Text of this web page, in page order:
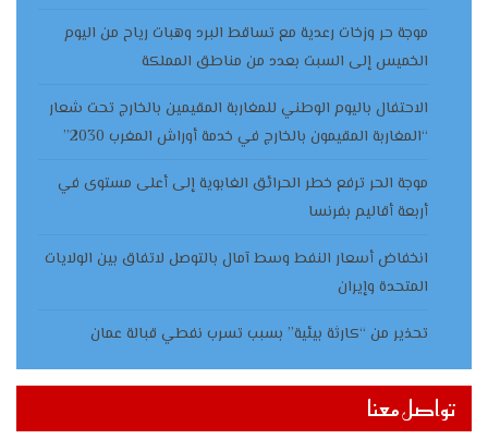
موجة حر وزخات رعدية مع تساقط البرد وهبات رياح من اليوم
الخميس إلى السبت بعدد من مناطق المملكة
الاحتفال باليوم الوطني للمغاربة المقيمين بالخارج تحت شعار
“المغاربة المقيمون بالخارج في خدمة أوراش المغرب 2030”
موجة الحر ترفع خطر الحرائق الغابوية إلى أعلى مستوى في
أربعة أقاليم بفرنسا
انخفاض أسعار النفط وسط آمال بالتوصل لاتفاق بين الولايات
المتحدة وإيران
تحذير من “كارثة بيئية” بسبب تسرب نفطي قبالة عمان
تواصل معنا